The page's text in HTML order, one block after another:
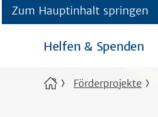
Zum Hauptinhalt springen
Helfen & Spenden
Förderprojekte